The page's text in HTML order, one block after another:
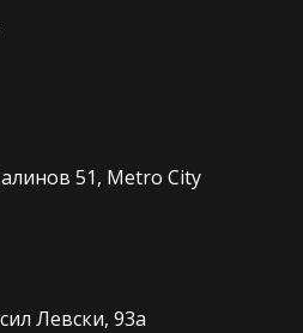
51, Metro City
Левски, 93а